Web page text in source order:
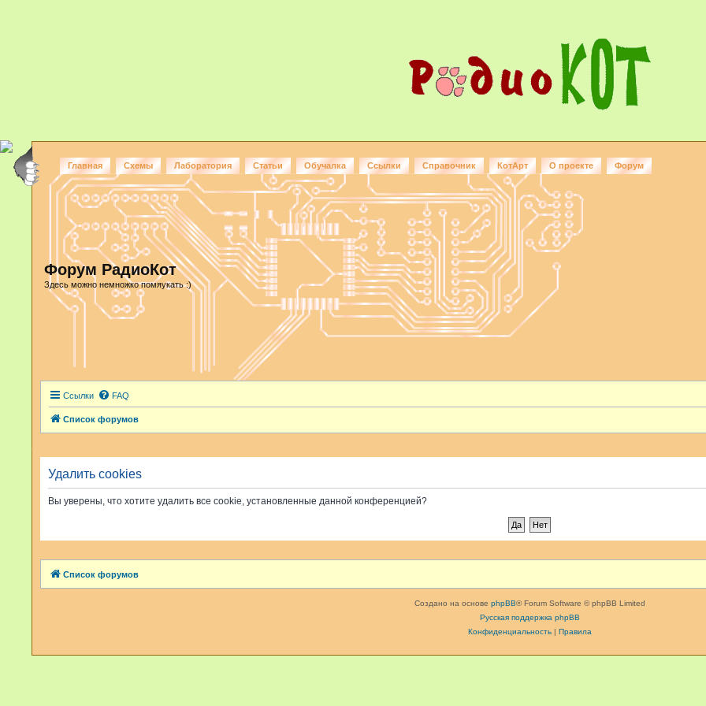
Главная Схемы Лаборатория Статьи Обучалка Ссылки Справочник КотАрт О проекте Форум
Форум РадиоКот
Здесь можно немножко помяукать :)
Ссылки FAQ
Список форумов
Удалить cookies
Вы уверены, что хотите удалить все cookie, установленные данной конференцией?
Список форумов
Создано на основе phpBB® Forum Software © phpBB Limited
Русская поддержка phpBB
Конфиденциальность| Правила